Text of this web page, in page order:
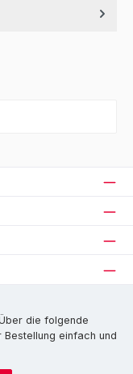
die folgende
einfach und